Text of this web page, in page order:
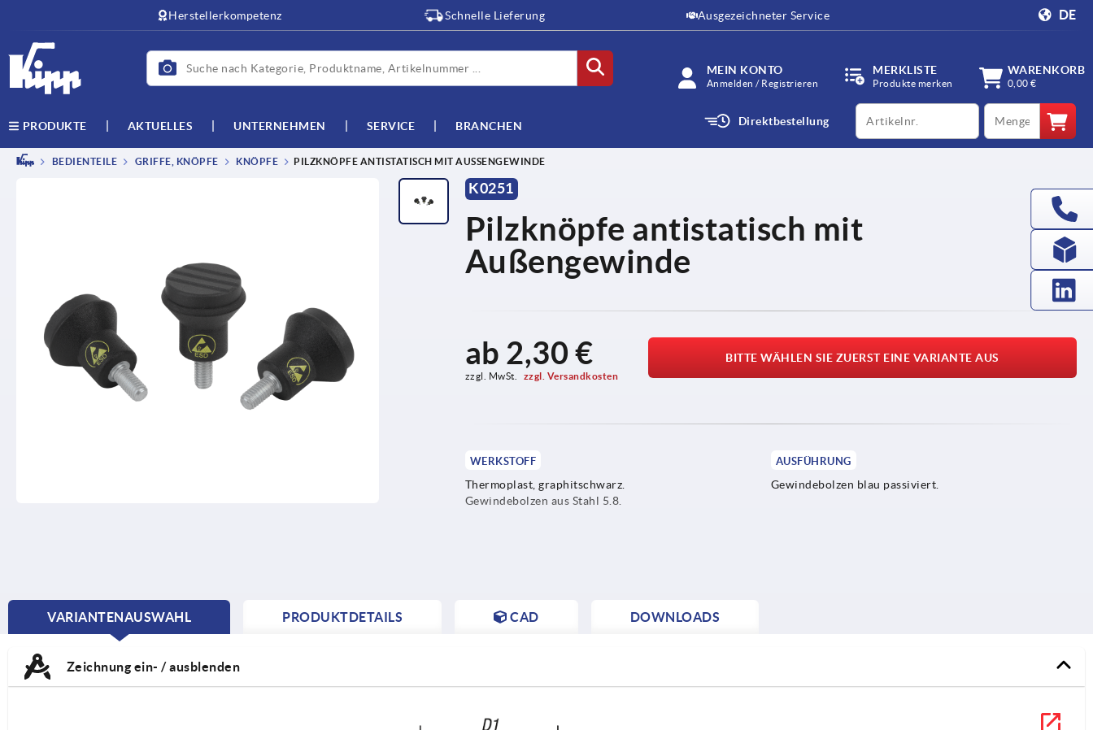
Herstellerkompetenz Schnelle Lieferung Ausgezeichneter Service DE
MEIN KONTO
Anmelden / Registrieren
MERKLISTE
Produkte merken
WARENKORB
0,00 €
PRODUKTE AKTUELLES UNTERNEHMEN SERVICE BRANCHEN Direktbestellung
productCode qty
BEDIENTEILE GRIFFE, KNÖPFE KNÖPFE PILZKNÖPFE ANTISTATISCH MIT AUSSENGEWINDE
K0251
Pilzknöpfe antistatisch mit
Außengewinde
ab 2,30 €
zzgl. MwSt. zzgl. Versandkosten
BITTE WÄHLEN SIE ZUERST EINE VARIANTE AUS
WERKSTOFF
Thermoplast, graphitschwarz.
Gewindebolzen aus Stahl 5.8.
AUSFÜHRUNG
Gewindebolzen blau passiviert.
VARIANTENAUSWAHL
CURRENT
PRODUKTDETAILS CAD DOWNLOADS
Zeichnung ein- / ausblenden